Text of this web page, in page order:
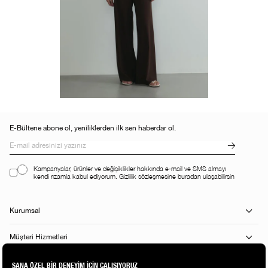
E-Bültene abone ol, yeniliklerden ilk sen haberdar ol.
Kampanyalar, ürünler ve değişiklikler hakkında e-mail ve SMS almayı
kendi rızamla kabul ediyorum. Gizlilik sözleşmesine buradan ulaşabilirsin
Kurumsal
Müşteri Hizmetleri
Alışveriş Rehberi